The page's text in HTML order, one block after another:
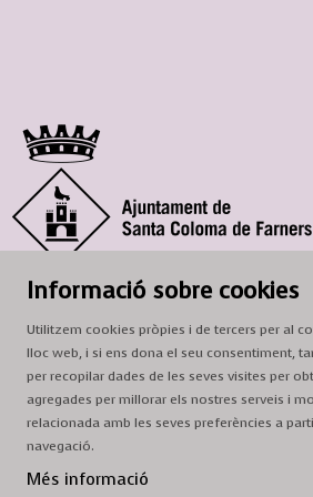
© Ajuntament de Santa Coloma de Farners
: de dilluns a
Adreça: c. del Prat, 16, 17430 Santa Coloma de
A/e:cultura@scf.cat
Sitemap
Informació sobre cookies
Utilitzem cookies pròpies i de tercers per al
lloc web, i si ens dona el seu consentiment,
per recopilar dades de les seves visites per
agregades per millorar els nostres serveis i
relacionada amb les seves preferències a
navegació.
Més informació